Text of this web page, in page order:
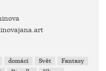
domácí Svět
Fantasy